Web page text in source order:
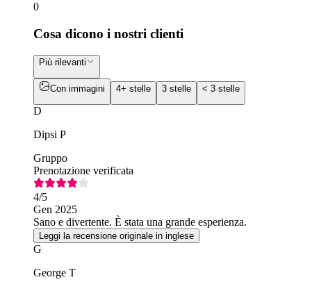
0
Cosa dicono i nostri clienti
Più rilevanti
Con immagini 4+ stelle 3 stelle < 3 stelle
D
Dipsi P
Gruppo
Prenotazione verificata
4/5
Gen 2025
Sano e divertente. È stata una grande esperienza.
Leggi la recensione originale in inglese
G
George T